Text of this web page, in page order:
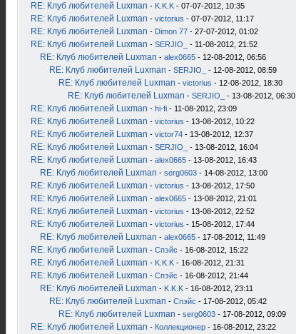
RE: Клуб любителей Luxman - K.K.K - 07-07-2012, 10:35
RE: Клуб любителей Luxman - victorius - 07-07-2012, 11:17
RE: Клуб любителей Luxman - Dimon 77 - 27-07-2012, 01:02
RE: Клуб любителей Luxman - SERJIO_ - 11-08-2012, 21:52
RE: Клуб любителей Luxman - alex0665 - 12-08-2012, 06:56
RE: Клуб любителей Luxman - SERJIO_ - 12-08-2012, 08:59
RE: Клуб любителей Luxman - victorius - 12-08-2012, 18:30
RE: Клуб любителей Luxman - SERJIO_ - 13-08-2012, 06:30
RE: Клуб любителей Luxman - hi-fi - 11-08-2012, 23:09
RE: Клуб любителей Luxman - victorius - 13-08-2012, 10:22
RE: Клуб любителей Luxman - victor74 - 13-08-2012, 12:37
RE: Клуб любителей Luxman - SERJIO_ - 13-08-2012, 16:04
RE: Клуб любителей Luxman - alex0665 - 13-08-2012, 16:43
RE: Клуб любителей Luxman - serg0603 - 14-08-2012, 13:00
RE: Клуб любителей Luxman - victorius - 13-08-2012, 17:50
RE: Клуб любителей Luxman - alex0665 - 13-08-2012, 21:01
RE: Клуб любителей Luxman - victorius - 13-08-2012, 22:52
RE: Клуб любителей Luxman - victorius - 15-08-2012, 17:44
RE: Клуб любителей Luxman - alex0665 - 17-08-2012, 11:49
RE: Клуб любителей Luxman - Спэйс - 16-08-2012, 15:22
RE: Клуб любителей Luxman - K.K.K - 16-08-2012, 21:31
RE: Клуб любителей Luxman - Спэйс - 16-08-2012, 21:44
RE: Клуб любителей Luxman - K.K.K - 16-08-2012, 23:11
RE: Клуб любителей Luxman - Спэйс - 17-08-2012, 05:42
RE: Клуб любителей Luxman - serg0603 - 17-08-2012, 09:09
RE: Клуб любителей Luxman - Коллекционер - 16-08-2012, 23:22